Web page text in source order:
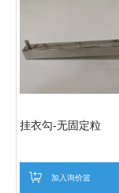
挂衣勾-无固定粒
加入询价篮